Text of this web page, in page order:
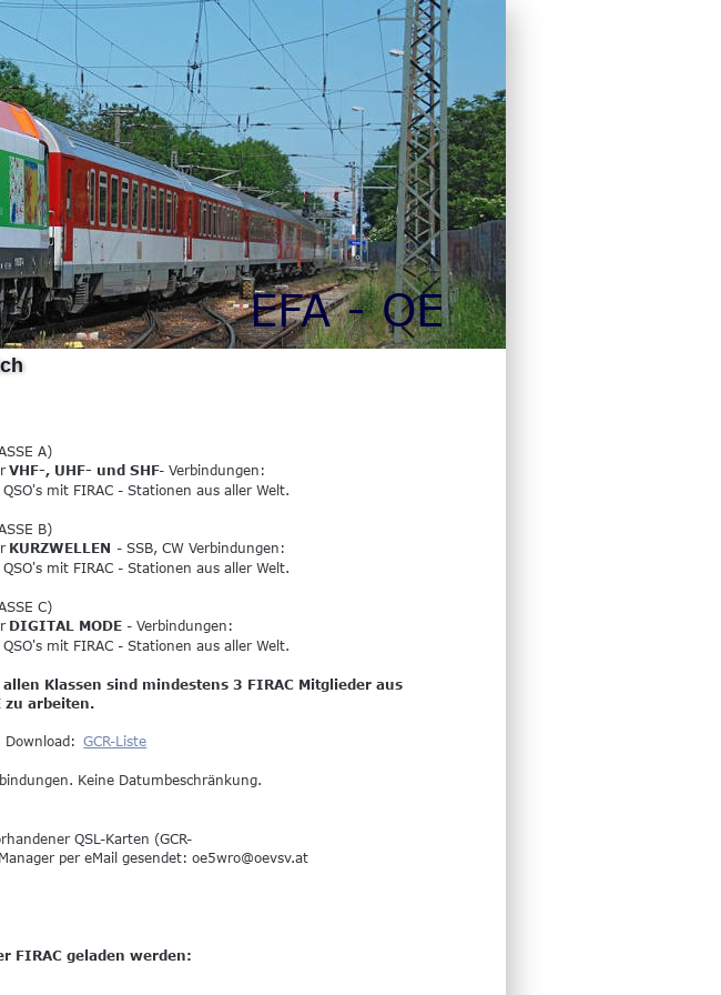
EFA - OE
Download: GCR-Liste
Keine Datumbeschränkung.
QSL-Karten (GCR-
per eMail gesendet: oe5wro@oevsv.at
FIRAC geladen werden:
A)
VHF-, UHF- und SHF- Verbindungen:
QSO's mit FIRAC - Stationen aus aller Welt.
B)
KURZWELLEN - SSB, CW Verbindungen:
QSO's mit FIRAC - Stationen aus aller Welt.
C)
DIGITAL MODE - Verbindungen:
QSO's mit FIRAC - Stationen aus aller Welt.
Klassen sind mindestens 3 FIRAC Mitglieder aus
zu arbeiten.